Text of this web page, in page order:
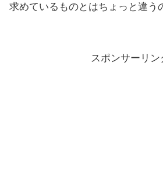
求めているものとはちょっと違う
スポンサーリン